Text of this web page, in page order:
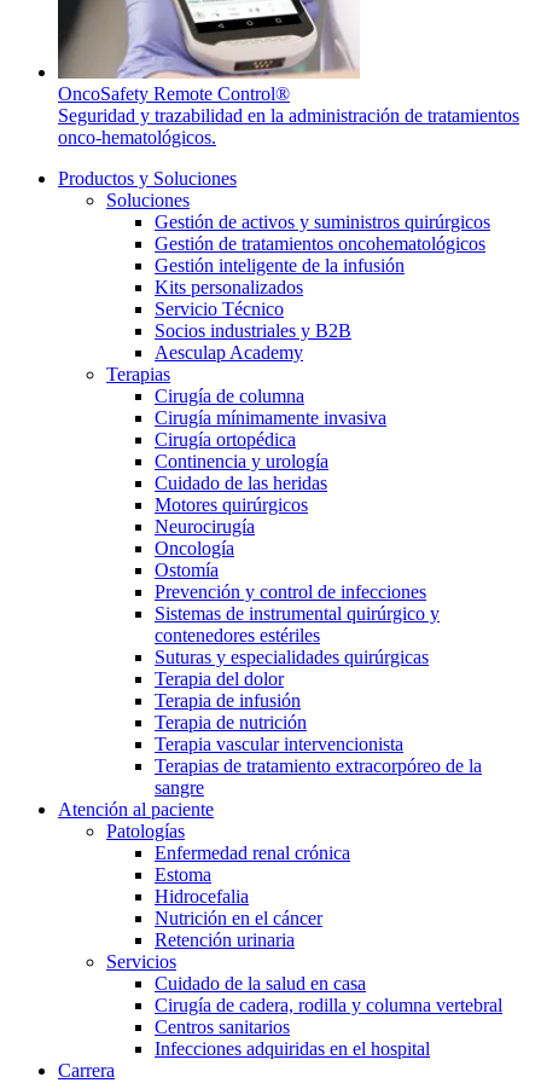
OncoSafety Remote Control®
Seguridad y trazabilidad en la administración de tratamientos
onco-hematológicos.
Productos y Soluciones
Soluciones
Gestión de activos y suministros quirúrgicos
Gestión de tratamientos oncohematológicos
Gestión inteligente de la infusión
Kits personalizados
Servicio Técnico
Socios industriales y B2B
Aesculap Academy
Terapias
Cirugía de columna
Cirugía mínimamente invasiva
Cirugía ortopédica
Continencia y urología
Cuidado de las heridas
Motores quirúrgicos
Neurocirugía
Oncología
Ostomía
Prevención y control de infecciones
Sistemas de instrumental quirúrgico y
contenedores estériles
Suturas y especialidades quirúrgicas
Terapia del dolor
Terapia de infusión
Terapia de nutrición
Terapia vascular intervencionista
Terapias de tratamiento extracorpóreo de la
sangre
Atención al paciente
Patologías
Enfermedad renal crónica
Estoma
Hidrocefalia
Nutrición en el cáncer
Retención urinaria
Servicios
Cuidado de la salud en casa
Cirugía de cadera, rodilla y columna vertebral
Centros sanitarios
Infecciones adquiridas en el hospital
Carrera